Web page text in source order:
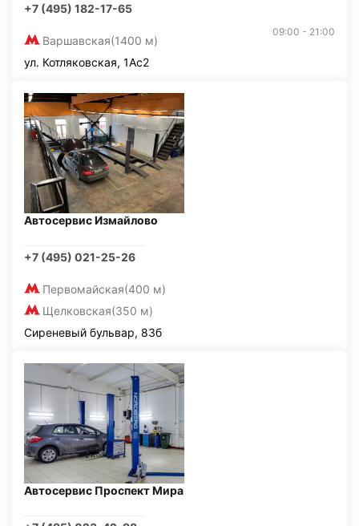
+7 (495) 182-17-65
Варшавская(1400 м)
09:00 - 21:00
ул. Котляковская, 1Ас2
Автосервис Измайлово
+7 (495) 021-25-26
Первомайская(400 м)
Щелковская(350 м)
Сиреневый бульвар, 83б
Автосервис Проспект Мира